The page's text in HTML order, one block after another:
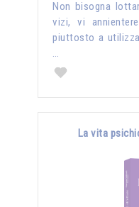
Non bisogna
vizi, vi
piuttosto a
…
La vita